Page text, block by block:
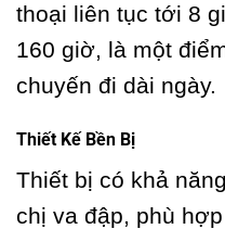
thoại liên tục tới 8
160 giờ, là một
chuyến đi dài ngày.
Thiết Kế Bền Bị
Thiết bị có khả
chị va đập, phù